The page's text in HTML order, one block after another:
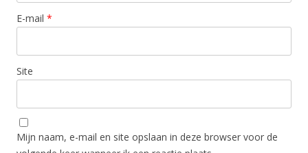
E-mail *
Site
Mijn naam, e-mail en site opslaan in deze browser voor de